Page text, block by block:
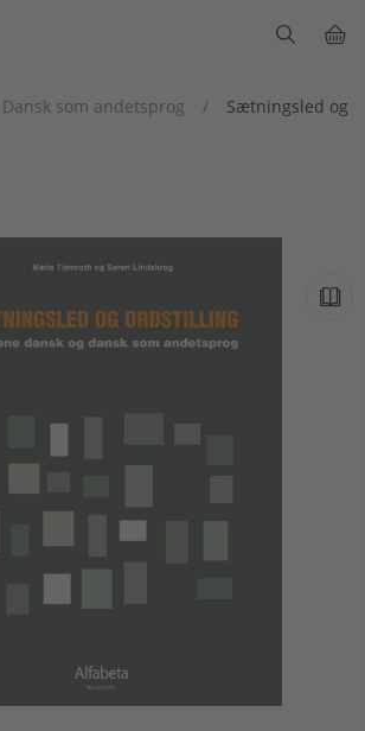
Dansk som andetsprog /
Sætningsled og